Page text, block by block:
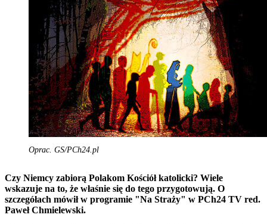
Oprac. GS/PCh24.pl
Czy Niemcy zabiorą Polakom Kościół katolicki? Wiele
wskazuje na to, że właśnie się do tego przygotowują. O
szczegółach mówił w programie "Na Straży" w PCh24 TV red.
Paweł Chmielewski.